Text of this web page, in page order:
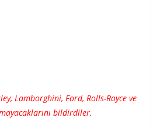
Lamborghini, Ford, Rolls-Royce ve
bildirdiler.